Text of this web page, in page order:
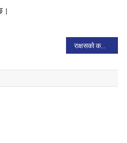
राक्षसको कथासँग जोडिएको छ घोडेजात्रा पर्व मनाउनुको रहस्य